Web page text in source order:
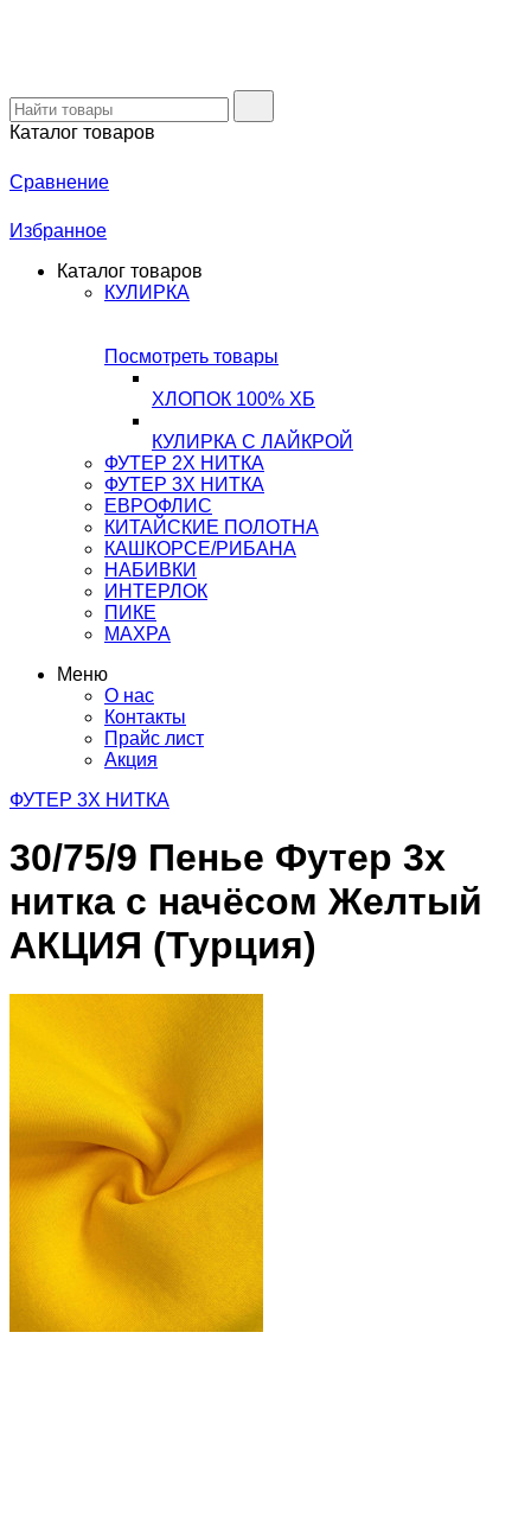
Каталог товаров
Сравнение
Избранное
Каталог товаров
КУЛИРКА
Посмотреть товары
ХЛОПОК 100% ХБ
КУЛИРКА С ЛАЙКРОЙ
ФУТЕР 2Х НИТКА
ФУТЕР 3Х НИТКА
ЕВРОФЛИС
КИТАЙСКИЕ ПОЛОТНА
КАШКОРСЕ/РИБАНА
НАБИВКИ
ИНТЕРЛОК
ПИКЕ
МАХРА
Меню
О нас
Контакты
Прайс лист
Акция
ФУТЕР 3Х НИТКА
30/75/9 Пенье Футер 3х
нитка с начёсом Желтый
АКЦИЯ (Турция)